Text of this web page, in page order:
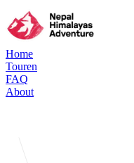
Home
Touren
FAQ
About